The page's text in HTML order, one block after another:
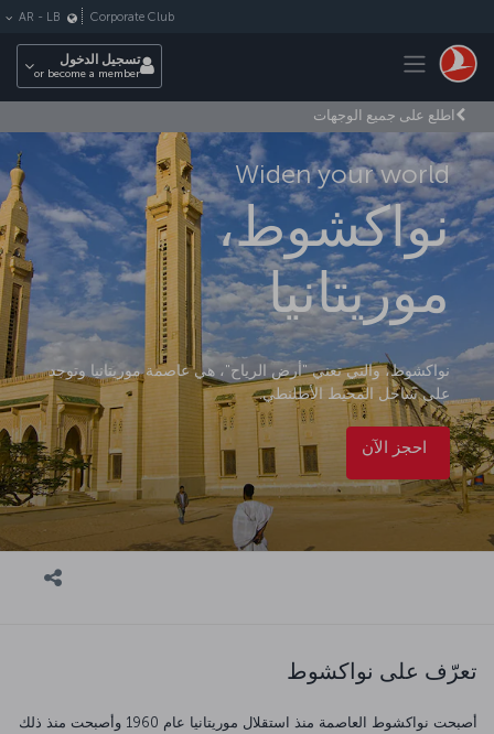
Toggle navigation
Corporate Club
AR - LB
تسجيل الدخول
or become a member
اطلع على جميع الوجهات
Widen your world
نواكشوط،
موريتانيا
نواكشوط، والتي تعني "أرض الرياح"، هي عاصمة موريتانيا وتوجد
على ساحل المحيط الأطلنطي.
احجز الآن
تعرّف على نواكشوط
أصبحت نواكشوط العاصمة منذ استقلال موريتانيا عام 1960 وأصبحت منذ ذلك